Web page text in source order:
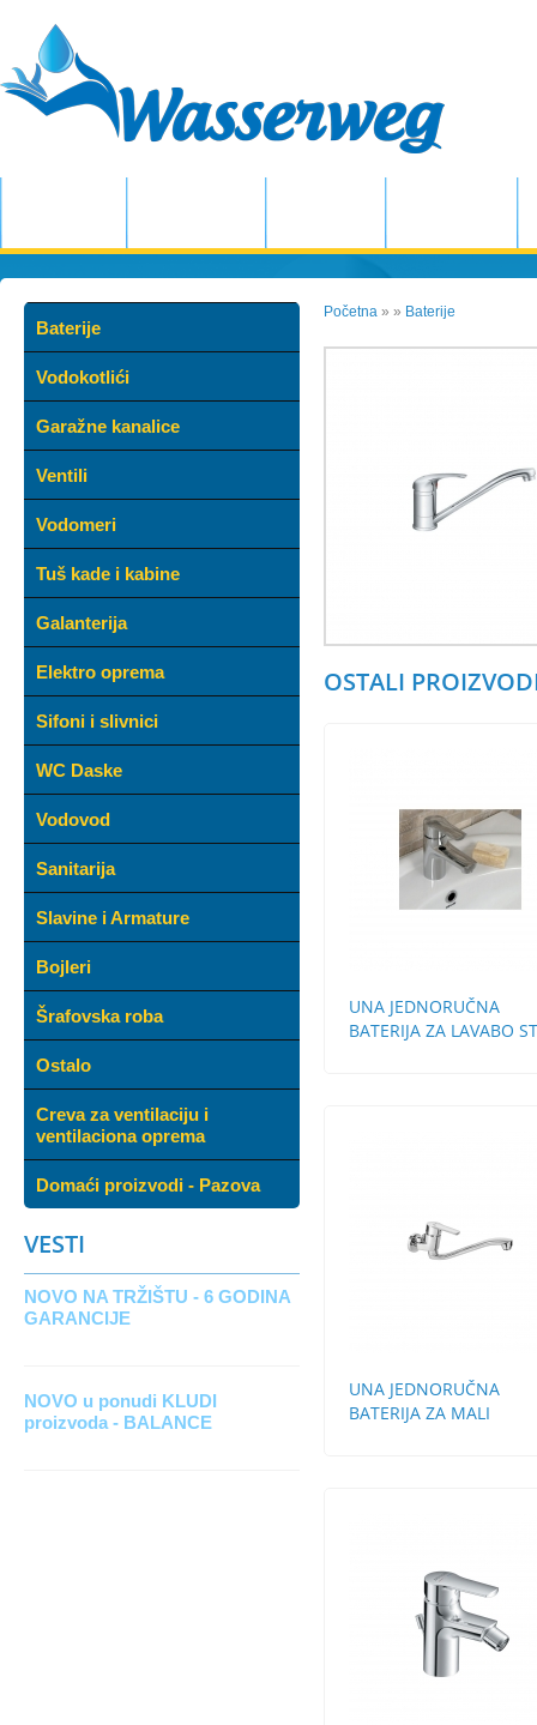
Baterije
Vodokotlići
Garažne kanalice
Ventili
Vodomeri
Tuš kade i kabine
Galanterija
Elektro oprema
Sifoni i slivnici
WC Daske
Vodovod
Sanitarija
Slavine i Armature
Bojleri
Šrafovska roba
Ostalo
Creva za ventilaciju i
ventilaciona oprema
Domaći proizvodi - Pazova
VESTI
NOVO NA TRŽIŠTU - 6 GODINA
GARANCIJE
NOVO u ponudi KLUDI
proizvoda - BALANCE
Početna » » Baterije
OSTALI
UNA JEDNORUČNA
BATERIJA ZA LAVABO
UNA JEDNORUČNA
BATERIJA ZA MALI